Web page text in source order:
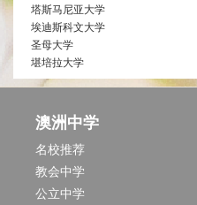
塔斯马尼亚大学
埃迪斯科文大学
圣母大学
堪培拉大学
澳洲中学
名校推荐
教会中学
公立中学